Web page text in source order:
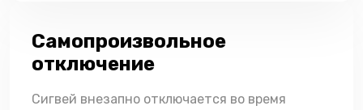
Самопроизвольное
отключение
Сигвей внезапно отключается во время